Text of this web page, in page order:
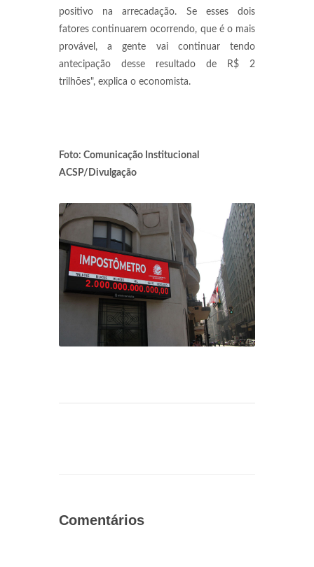
positivo na arrecadação. Se esses dois
fatores continuarem ocorrendo, que é o mais
provável, a gente vai continuar tendo
antecipação desse resultado de R$ 2
trilhões", explica o economista.
Foto: Comunicação Institucional
ACSP/Divulgação
Comentários